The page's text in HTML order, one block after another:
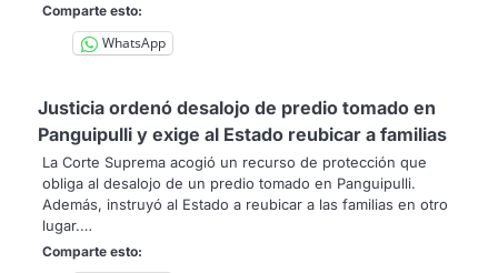
Comparte esto:
WhatsApp
Justicia ordenó desalojo de predio tomado en
Panguipulli y exige al Estado reubicar a familias
La Corte Suprema acogió un recurso de protección que
obliga al desalojo de un predio tomado en Panguipulli.
Además, instruyó al Estado a reubicar a las familias en otro
lugar.…
Comparte esto: